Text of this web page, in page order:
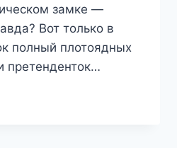
замке —
Вот только в
полный плотоядных
претенденток…